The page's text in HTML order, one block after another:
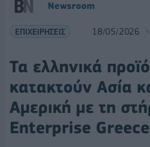
Newsroom
ΕΠΙΧΕΙΡΗΣΕΙΣ 18/05/2026
Τα ελληνικά
κατακτούν Ασία
Αμερική με τη
Enterprise Greece